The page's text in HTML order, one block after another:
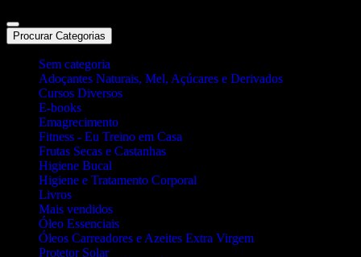
Procurar Categorias
Sem categoria
Adoçantes Naturais, Mel, Açúcares e Derivados
Cursos Diversos
E-books
Emagrecimento
Fitness - Eu Treino em Casa
Frutas Secas e Castanhas
Higiene Bucal
Higiene e Tratamento Corporal
Livros
Mais vendidos
Óleo Essenciais
Óleos Carreadores e Azeites Extra Virgem
Protetor Solar